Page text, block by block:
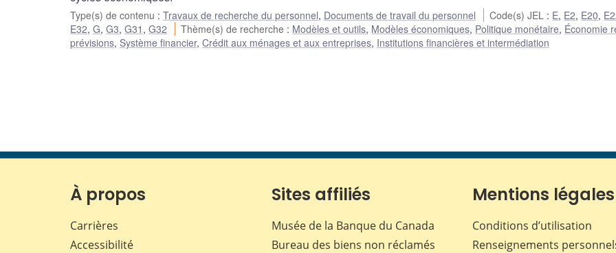
Type(s) de contenu : Travaux de recherche du personnel, Documents de travail du personnel Code(s) JEL : E, E2, E20,
E32, G, G3, G31 , G32 Thème(s) de recherche : Modèles et outils, Modèles économiques, Politique monétaire, Économie
prévisions, Système financier, Crédit aux ménages et aux entreprises, Institutions financières et intermédiation
À propos
Carrières
Accessibilité
Sites affiliés
Musée de la Banque du Canada
Bureau des biens non réclamés
Mentions légales
Conditions d’utilisation
Renseignements